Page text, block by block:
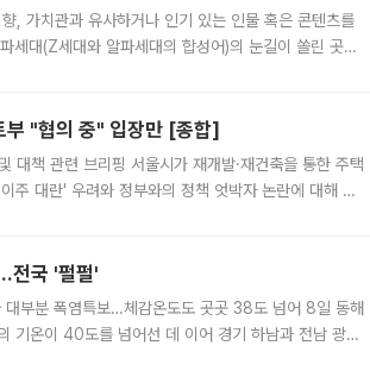
, 가치관과 유사하거나 인기 있는 인물 혹은 콘텐츠를
대(Z세대와 알파세대의 합성어)의 눈길이 쏠린 곳은
부 "협의 중" 입장만 [종합]
대책 관련 브리핑 서울시가 재개발·재건축을 통한 주택
주 대란' 우려와 정부와의 정책 엇박자 논란에 대해 정
전국 '펄펄'
부분 폭염특보…체감온도도 곳곳 38도 넘어 8일 동해
기온이 40도를 넘어선 데 이어 경기 하남과 전남 광양